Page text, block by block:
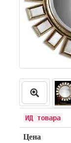
ИД товара
Цена